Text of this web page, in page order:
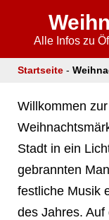
Alle Infos zu
Startseite -
Willkommen
Stadt in ein
gebrannten
festliche Musik
des Jahres.
❄